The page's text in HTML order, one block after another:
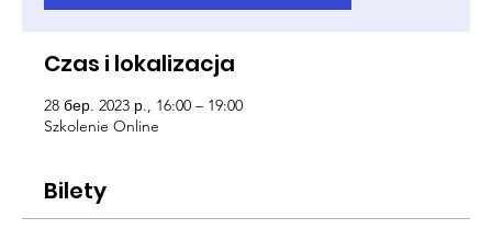
Czas i lokalizacja
28 бер. 2023 р., 16:00 – 19:00
Szkolenie Online
Bilety